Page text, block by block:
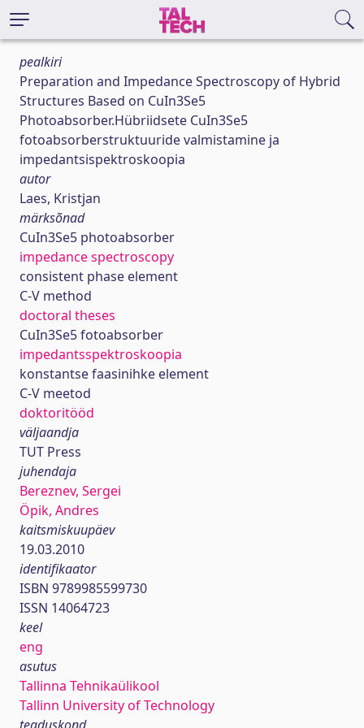
pealkiri
Preparation and Impedance Spectroscopy of Hybrid
Structures Based on CuIn3Se5
Photoabsorber.Hübriidsete CuIn3Se5
fotoabsorberstruktuuride valmistamine ja
impedantsispektroskoopia
autor
Laes, Kristjan
märksõnad
CuIn3Se5 photoabsorber
impedance spectroscopy
consistent phase element
C-V method
doctoral theses
CuIn3Se5 fotoabsorber
impedantsspektroskoopia
konstantse faasinihke element
C-V meetod
doktoritööd
väljaandja
TUT Press
juhendaja
Bereznev, Sergei
Öpik, Andres
kaitsmiskuupäev
19.03.2010
identifikaator
ISBN 9789985599730
ISSN 14064723
keel
eng
asutus
Tallinna Tehnikaülikool
Tallinn University of Technology